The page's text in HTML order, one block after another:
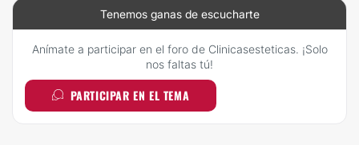
Tenemos ganas de escucharte
Anímate a participar en el foro de Clinicasesteticas. ¡Solo
nos faltas tú!
PARTICIPAR EN EL TEMA